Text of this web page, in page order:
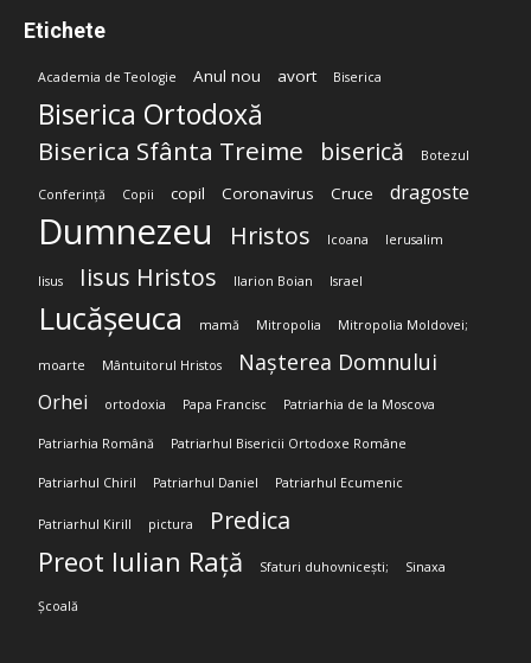
Etichete
Academia de Teologie Anul nou avort Biserica
Biserica Ortodoxă
Biserica Sfânta Treime biserică Botezul
Conferință Copii copil Coronavirus Cruce dragoste
Dumnezeu Hristos Icoana Ierusalim
Iisus Iisus Hristos Ilarion Boian Israel
Lucășeuca mamă Mitropolia Mitropolia Moldovei;
moarte Mântuitorul Hristos Nașterea Domnului
Orhei ortodoxia Papa Francisc Patriarhia de la Moscova
Patriarhia Română Patriarhul Bisericii Ortodoxe Române
Patriarhul Chiril Patriarhul Daniel Patriarhul Ecumenic
Patriarhul Kirill pictura Predica
Preot Iulian Rață Sfaturi duhovnicești; Sinaxa
Școală